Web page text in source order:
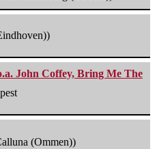
John Coffey, Bring Me The
(Ommen))